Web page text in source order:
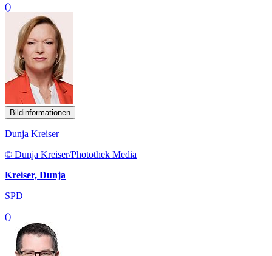
()
Bildinformationen
Dunja Kreiser
© Dunja Kreiser/Photothek Media
Kreiser, Dunja
SPD
()